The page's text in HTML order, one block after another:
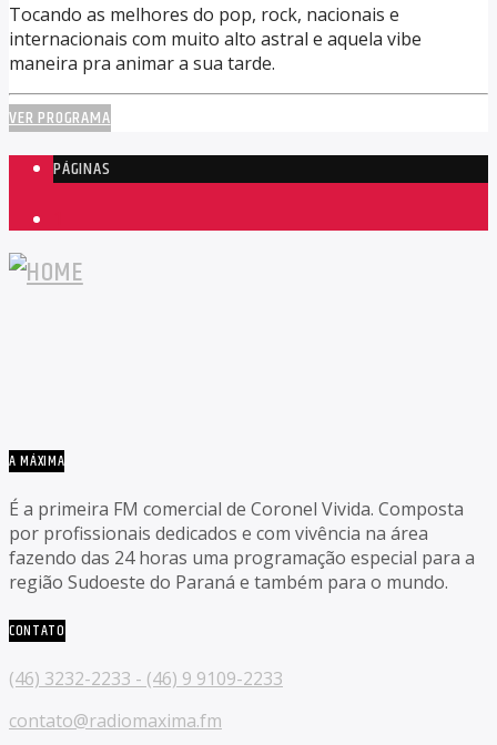
Tocando as melhores do pop, rock, nacionais e
internacionais com muito alto astral e aquela vibe
maneira pra animar a sua tarde.
VER PROGRAMA
PÁGINAS
A MÁXIMA
É a primeira FM comercial de Coronel Vivida. Composta
por profissionais dedicados e com vivência na área
fazendo das 24 horas uma programação especial para a
região Sudoeste do Paraná e também para o mundo.
CONTATO
(46) 3232-2233 - (46) 9 9109-2233
contato@radiomaxima.fm